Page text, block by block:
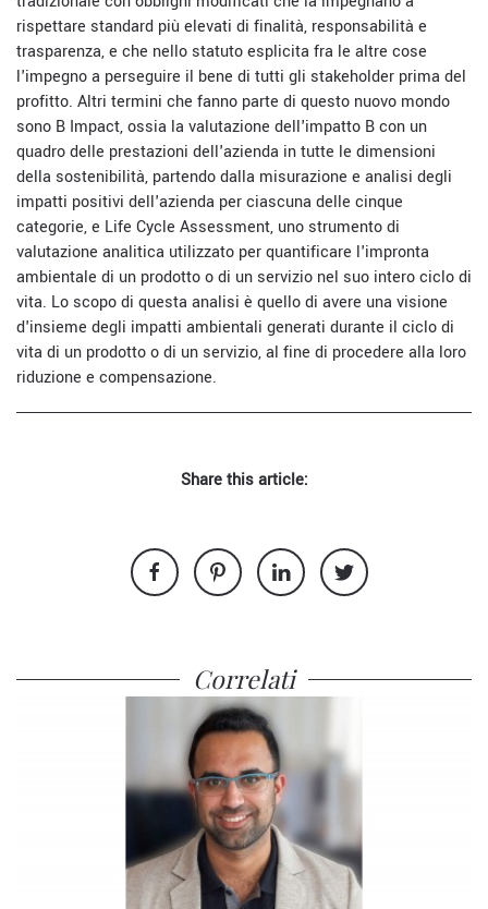
rispettare standard più elevati di finalità, responsabilità e
trasparenza, e che nello statuto esplicita fra le altre cose
l'impegno a perseguire il bene di tutti gli stakeholder prima del
profitto. Altri termini che fanno parte di questo nuovo mondo
sono B Impact, ossia la valutazione dell'impatto B con un
quadro delle prestazioni dell'azienda in tutte le dimensioni
della sostenibilità, partendo dalla misurazione e analisi degli
impatti positivi dell'azienda per ciascuna delle cinque
categorie, e Life Cycle Assessment, uno strumento di
valutazione analitica utilizzato per quantificare l'impronta
ambientale di un prodotto o di un servizio nel suo intero ciclo di
vita. Lo scopo di questa analisi è quello di avere una visione
d'insieme degli impatti ambientali generati durante il ciclo di
vita di un prodotto o di un servizio, al fine di procedere alla loro
riduzione e compensazione.
Share this article:
Correlati